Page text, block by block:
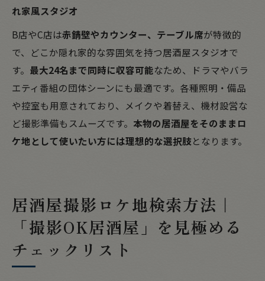
れ家風スタジオ
B店やC店は赤錆壁やカウンター、テーブル席が特徴的
で、どこか隠れ家的な雰囲気を持つ居酒屋スタジオで
す。 最大24名まで同時に収容可能なため、ドラマやバラ
エティ番組の団体シーンにも最適です。各種照明・備品
や控室も用意されており、メイクや着替え、機材設営な
ど撮影準備もスムーズです。 本物の居酒屋をそのままロ
ケ地として使いたい方には理想的な選択肢となります。
居酒屋撮影ロケ地検索方法｜
「撮影OK居酒屋」を見極める
チェックリスト